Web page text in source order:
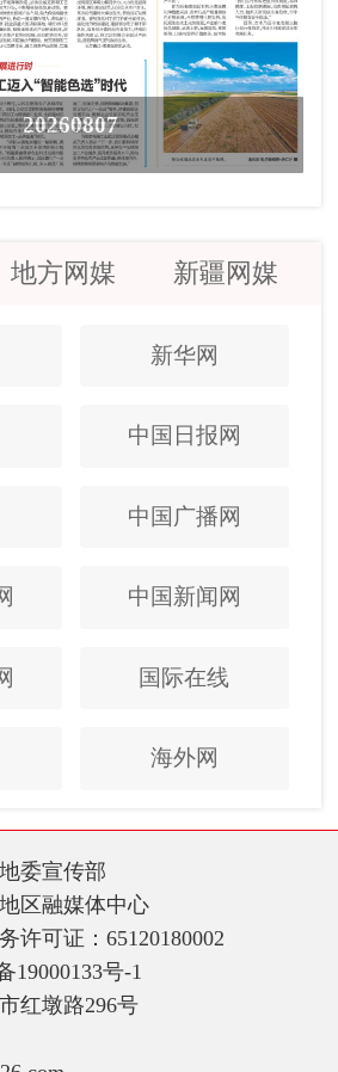
20260807
地方网媒 新疆网媒
新华网
中国日报网
中国广播网
中国新闻网
国际在线
海外网
委宣传部
区融媒体中心
许可证：65120180002
19000133号-1
红墩路296号